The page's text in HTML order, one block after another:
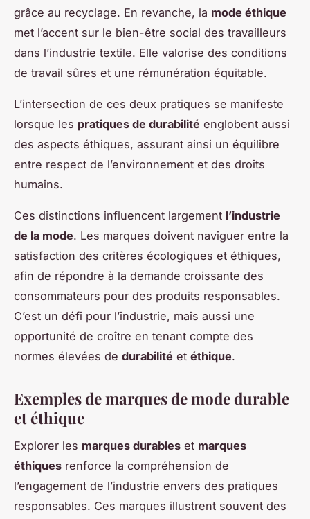
grâce au recyclage. En revanche, la mode éthique
met l’accent sur le bien-être social des travailleurs
dans l’industrie textile. Elle valorise des conditions
de travail sûres et une rémunération équitable.
L’intersection de ces deux pratiques se manifeste
lorsque les pratiques de durabilité englobent aussi
des aspects éthiques, assurant ainsi un équilibre
entre respect de l’environnement et des droits
humains.
Ces distinctions influencent largement l’industrie
de la mode. Les marques doivent naviguer entre la
satisfaction des critères écologiques et éthiques,
afin de répondre à la demande croissante des
consommateurs pour des produits responsables.
C’est un défi pour l’industrie, mais aussi une
opportunité de croître en tenant compte des
normes élevées de durabilité et éthique.
Exemples de marques de mode durable
et éthique
Explorer les marques durables et marques
éthiques renforce la compréhension de
l’engagement de l’industrie envers des pratiques
responsables. Ces marques illustrent souvent des